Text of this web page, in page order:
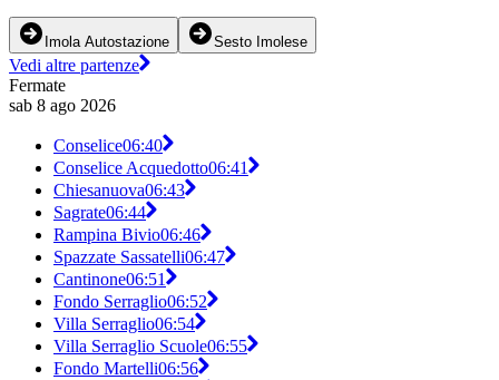
Imola Autostazione Sesto Imolese
Vedi altre partenze
Fermate
sab 8 ago 2026
Conselice06:40
Conselice Acquedotto06:41
Chiesanuova06:43
Sagrate06:44
Rampina Bivio06:46
Spazzate Sassatelli06:47
Cantinone06:51
Fondo Serraglio06:52
Villa Serraglio06:54
Villa Serraglio Scuole06:55
Fondo Martelli06:56